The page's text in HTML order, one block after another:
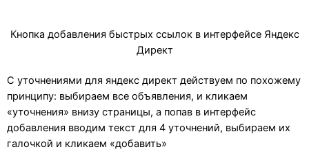
Кнопка добавления быстрых ссылок в интерфейсе Яндекс
Директ
С уточнениями для яндекс директ действуем по похожему
принципу: выбираем все объявления, и кликаем
«уточнения» внизу страницы, а попав в интерфейс
добавления вводим текст для 4 уточнений, выбираем их
галочкой и кликаем «добавить»